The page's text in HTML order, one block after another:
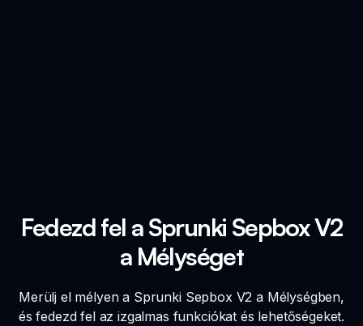
Fedezd fel a Sprunki Sepbox V2
a Mélységet
Merülj el mélyen a Sprunki Sepbox V2 a Mélységben,
és fedezd fel az izgalmas funkciókat és lehetőségeket.